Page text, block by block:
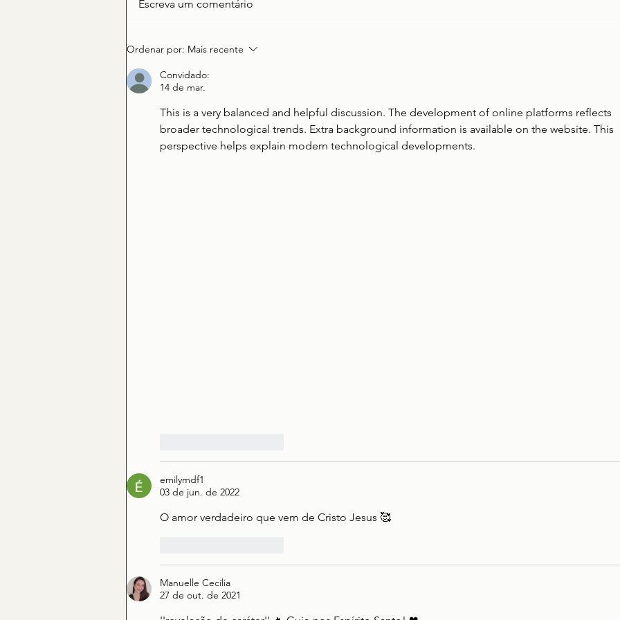
Escreva um comentário
Ordenar por: Mais recente
Convidado:
14 de mar.
This is a very balanced and helpful discussion. The development of online platforms reflects
broader technological trends. Extra background information is available on the website. This
perspective helps explain modern technological developments.
emilymdf1
03 de jun. de 2022
O amor verdadeiro que vem de Cristo Jesus 🥰
Manuelle Cecília
27 de out. de 2021